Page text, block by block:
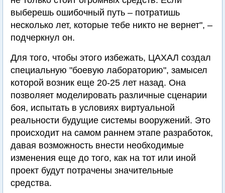
выберешь ошибочный путь – потратишь
несколько лет, которые тебе никто не вернет", –
подчеркнул он.
Для того, чтобы этого избежать, ЦАХАЛ создал
специальную "боевую лабораторию", замысел
которой возник еще 20-25 лет назад. Она
позволяет моделировать различные сценарии
боя, испытать в условиях виртуальной
реальности будущие системы вооружений. Это
происходит на самом раннем этапе разработок,
давая возможность внести необходимые
изменения еще до того, как на тот или иной
проект будут потрачены значительные
средства.